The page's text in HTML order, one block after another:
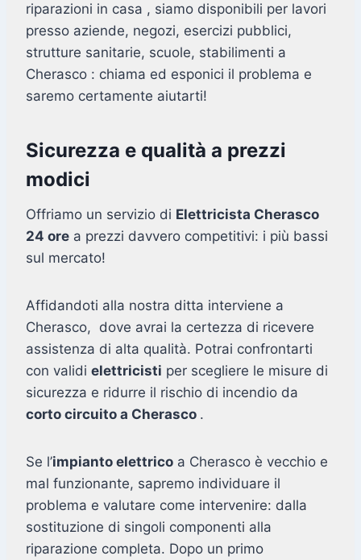
riparazioni in casa , siamo disponibili per lavori
presso aziende, negozi, esercizi pubblici,
strutture sanitarie, scuole, stabilimenti a
Cherasco : chiama ed esponici il problema e
saremo certamente aiutarti!
Sicurezza e qualità a prezzi
modici
Offriamo un servizio di Elettricista Cherasco
24 ore a prezzi davvero competitivi: i più bassi
sul mercato!
Affidandoti alla nostra ditta interviene a
Cherasco, dove avrai la certezza di ricevere
assistenza di alta qualità. Potrai confrontarti
con validi elettricisti per scegliere le misure di
sicurezza e ridurre il rischio di incendio da
corto circuito a Cherasco .
Se l’impianto elettrico a Cherasco è vecchio e
mal funzionante, sapremo individuare il
problema e valutare come intervenire: dalla
sostituzione di singoli componenti alla
riparazione completa. Dopo un primo